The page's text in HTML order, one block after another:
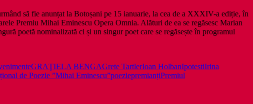
să fie anunțat la Botoșani pe 15 ianuarie, la cea de a XXXIV-a ediție, în
Premiu Mihai Eminescu Opera Omnia. Alături de ea se regăsesc Marian
poetă nominalizată ci și un singur poet care se regăsește în programul
GRAŢIELA BENGAGrete TartlerIoan HolbanIpotestiIrina
de Poezie ”Mihai Eminescu”poeziepremianțiPremiul